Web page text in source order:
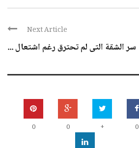
Next Article
سر الشقة التى لم تحترق رغم اشتعال ...
0
+
0
0